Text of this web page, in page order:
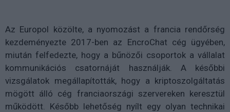
Az Europol közölte, a nyomozást a francia rendőrség
kezdeményezte 2017-ben az EncroChat cég ügyében,
miután felfedezte, hogy a bűnözői csoportok a vállalat
kommunikációs csatornáját használják. A későbbi
vizsgálatok megállapították, hogy a kriptoszolgáltatás
mögött álló cég franciaországi szervereken keresztül
működött. Később lehetőség nyílt egy olyan technikai